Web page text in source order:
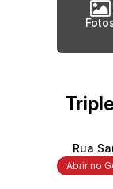
Rua
Abrir no